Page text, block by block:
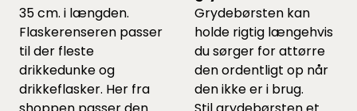
35 cm. i længden.
Flaskerenseren passer
til der fleste
drikkedunke og
drikkeflasker. Her fra
Grydebørsten kan
holde rigtig længehvis
du sørger for attørre
den ordentligt op når
den ikke er i brug.